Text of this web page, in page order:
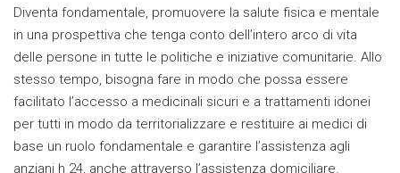
Diventa fondamentale, promuovere la salute fisica e mentale
in una prospettiva che tenga conto dell’intero arco di vita
delle persone in tutte le politiche e iniziative comunitarie. Allo
stesso tempo, bisogna fare in modo che possa essere
facilitato l’accesso a medicinali sicuri e a trattamenti idonei
per tutti in modo da territorializzare e restituire ai medici di
base un ruolo fondamentale e garantire l’assistenza agli
anziani h 24, anche attraverso l’assistenza domiciliare.